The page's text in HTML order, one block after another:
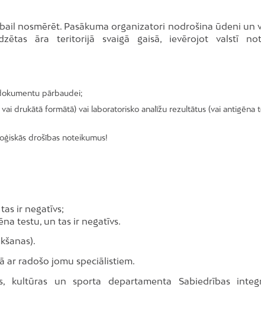
nosmērēt. Pasākuma organizatori nodrošina ūdeni un
āra teritorijā svaigā gaisā, ievērojot valstī
pārbaudei;
drukātā formātā) vai laboratorisko analīžu rezultātus (vai antigēna
drošības noteikumus!
ir negatīvs;
testu, un tas ir negatīvs.
ar radošo jomu speciālistiem.
kultūras un sporta departamenta Sabiedrības